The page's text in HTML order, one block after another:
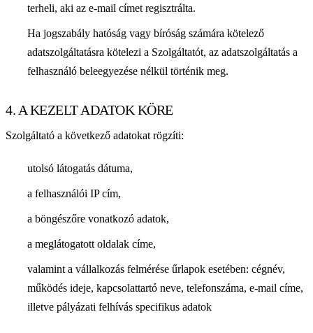
terheli, aki az e-mail címet regisztrálta.
Ha jogszabály hatóság vagy bíróság számára kötelező
adatszolgáltatásra kötelezi a Szolgáltatót, az adatszolgáltatás a
felhasználó beleegyezése nélkül történik meg.
4. A KEZELT ADATOK KÖRE
Szolgáltató a következő adatokat rögzíti:
utolsó látogatás dátuma,
a felhasználói IP cím,
a böngészőre vonatkozó adatok,
a meglátogatott oldalak címe,
valamint a vállalkozás felmérése űrlapok esetében: cégnév,
működés ideje, kapcsolattartó neve, telefonszáma, e-mail címe,
illetve pályázati felhívás specifikus adatok